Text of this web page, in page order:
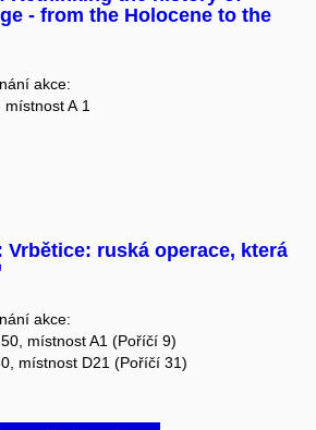
- from the Holocene to the
akce:
A 1
ruská operace, která
akce:
místnost A1 (Poříčí 9)
místnost D21 (Poříčí 31)